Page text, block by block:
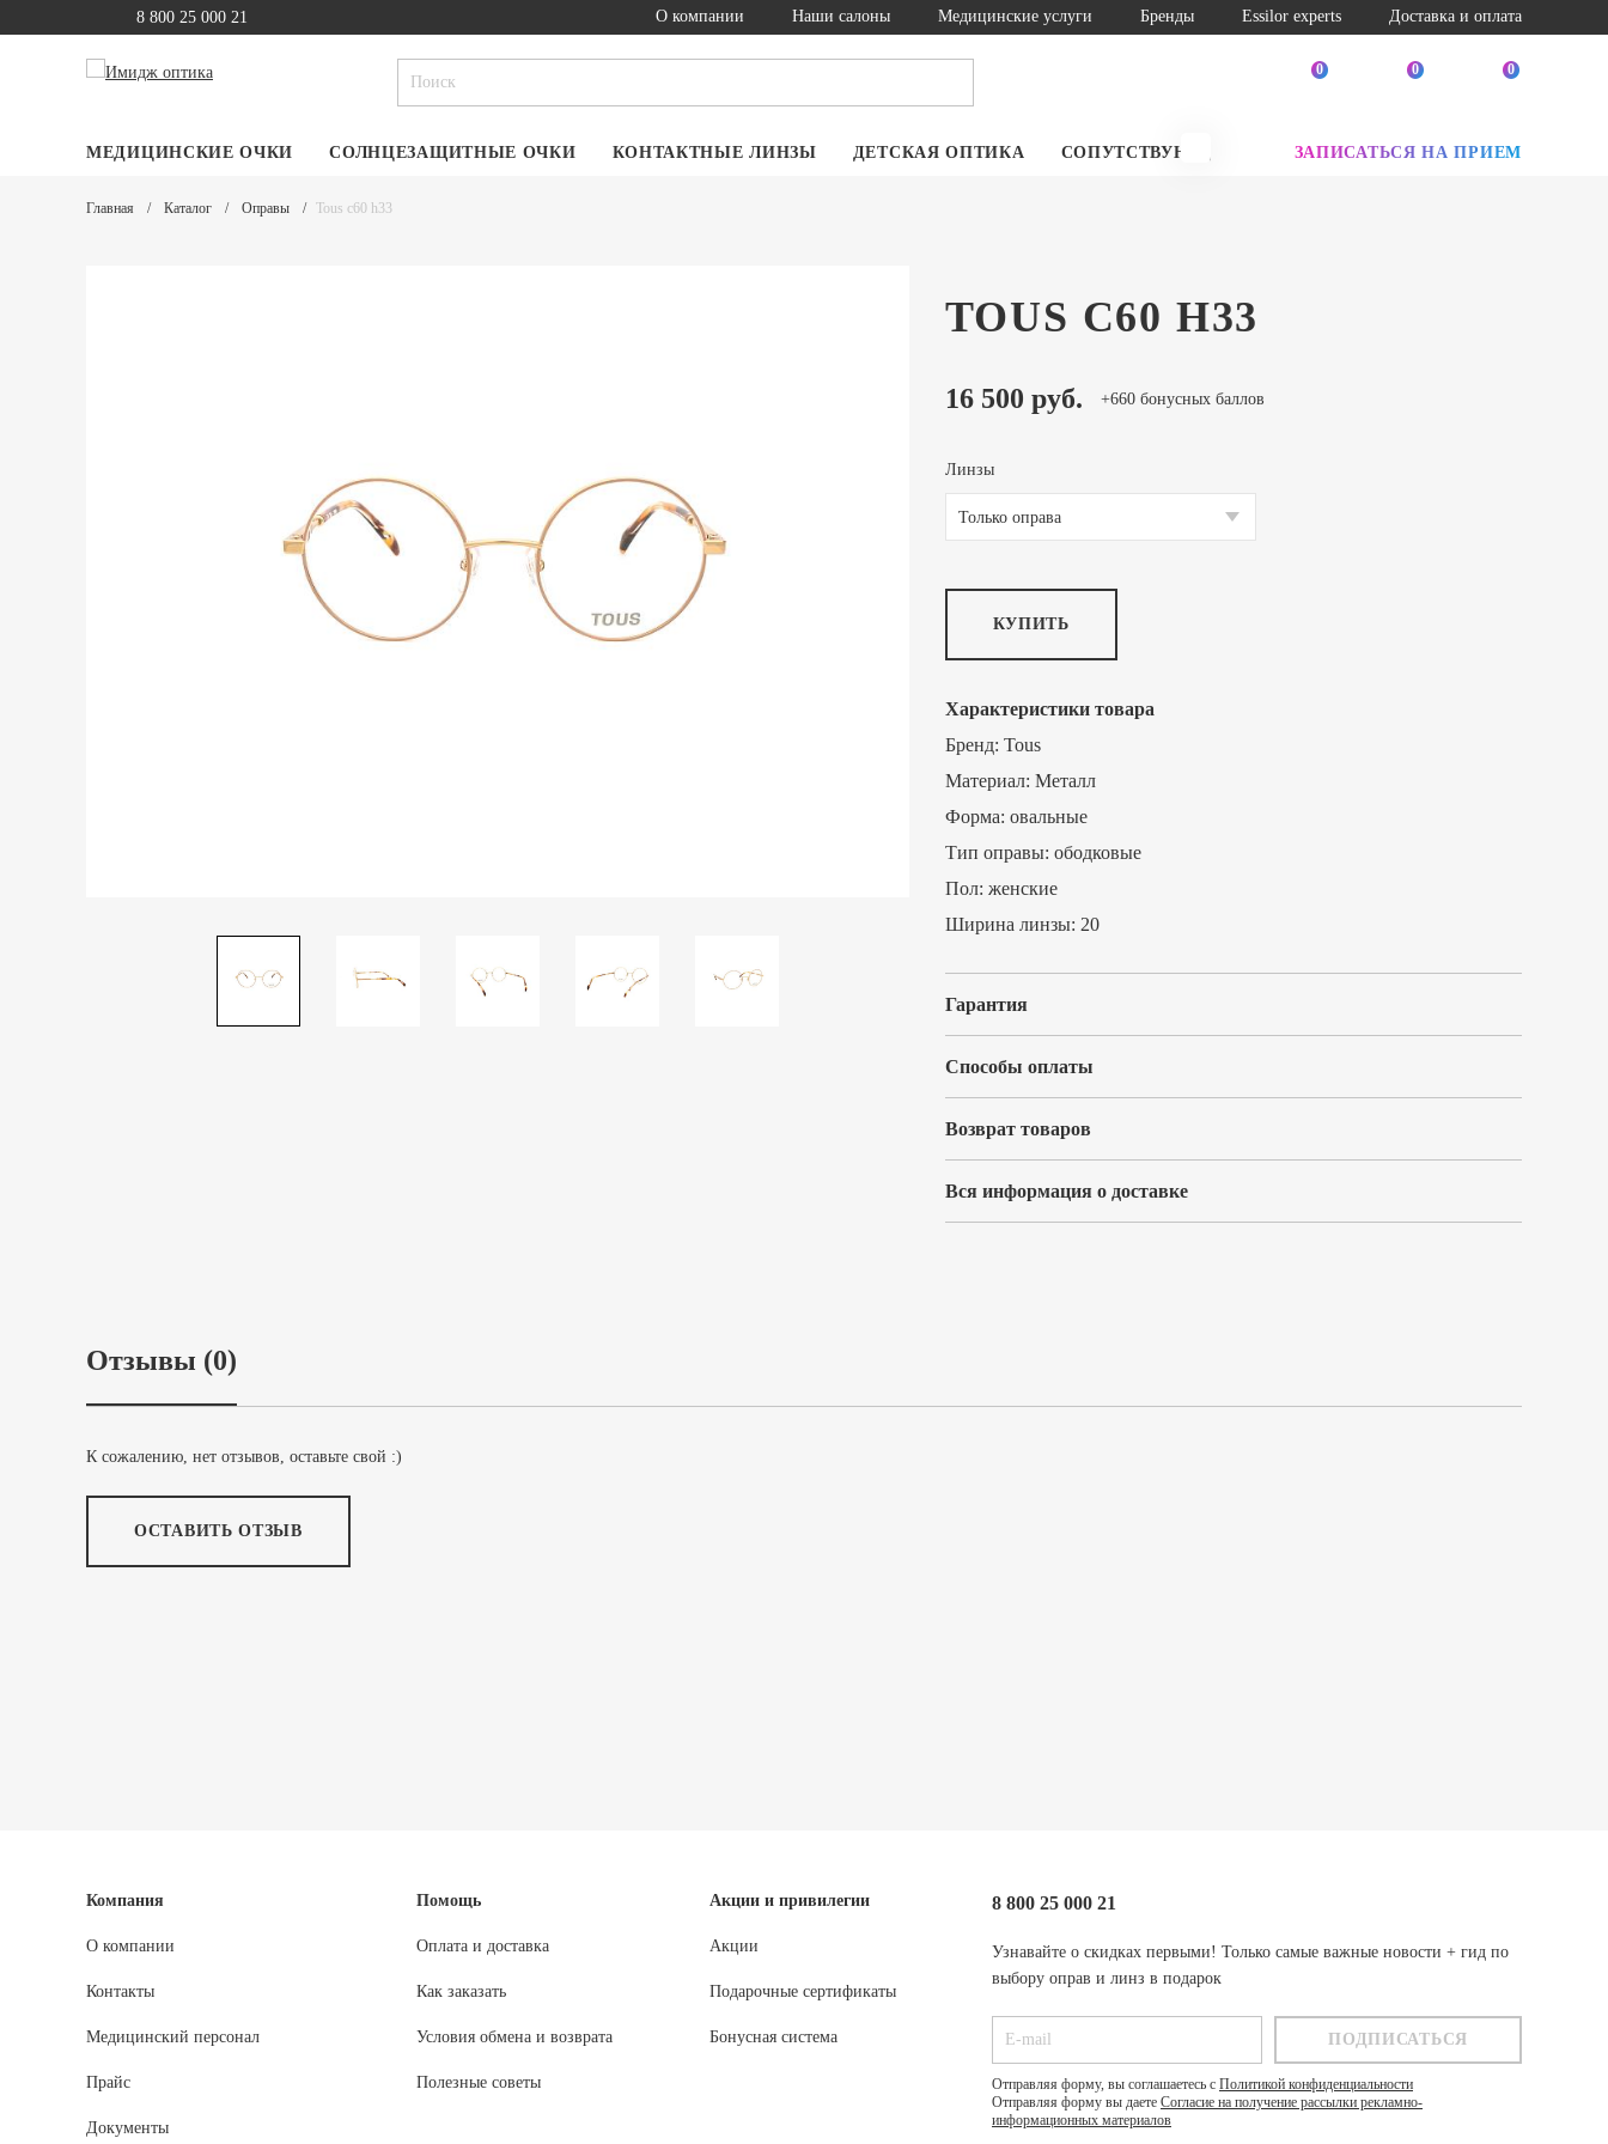
8 800 25 000 21 О компании Наши салоны Медицинские услуги Бренды Essilor experts Доставка и оплата
0 0 0
МЕДИЦИНСКИЕ ОЧКИ СОЛНЦЕЗАЩИТНЫЕ ОЧКИ КОНТАКТНЫЕ ЛИНЗЫ ДЕТСКАЯ ОПТИКА СОПУТСТВУЮЩИЕ ТОВАРЫ SALE
ЗАПИСАТЬСЯ НА ПРИЕМ
Главная Каталог Оправы Tous c60 h33
TOUS C60 H33
16 500 руб. +660 бонусных баллов
Линзы
Только оправа
КУПИТЬ
Характеристики товара
Бренд: Tous
Материал: Металл
Форма: овальные
Тип оправы: ободковые
Пол: женские
Ширина линзы: 20
Гарантия
Способы оплаты
Возврат товаров
Вся информация о доставке
Отзывы (0)
К сожалению, нет отзывов, оставьте свой :)
ОСТАВИТЬ ОТЗЫВ
Компания
О компании
Контакты
Медицинский персонал
Прайс
Документы
Помощь
Оплата и доставка
Как заказать
Условия обмена и возврата
Полезные советы
Акции и привилегии
Акции
Подарочные сертификаты
Бонусная система
8 800 25 000 21
Узнавайте о скидках первыми! Только самые важные новости + гид по
выбору оправ и линз в подарок
Отправляя форму, вы соглашаетесь с Политикой конфиденциальности
Отправляя форму вы даете Согласие на получение рассылки рекламно-
информационных материалов